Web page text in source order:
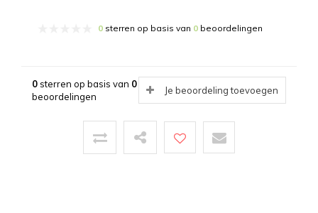
0 sterren op basis van 0 beoordelingen
0sterren op basis van 0
beoordelingen
Je beoordeling toevoegen